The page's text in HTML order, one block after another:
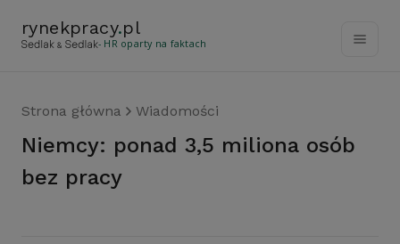
rynekpracy.pl
- HR oparty na faktach
Strona główna Wiadomości
Niemcy: ponad 3,5 miliona osób
bez pracy